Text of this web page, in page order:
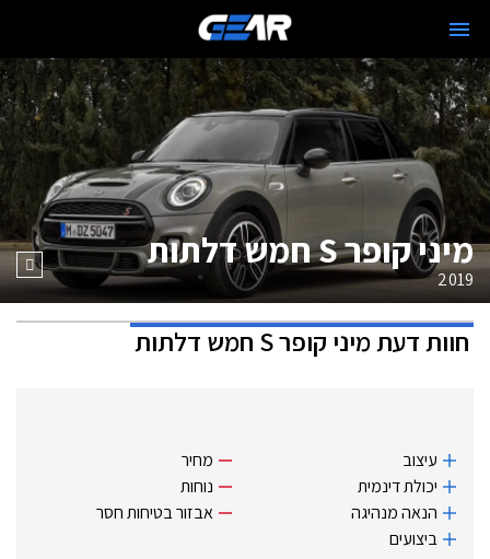
מיני קופר S חמש דלתות
2019
חוות דעתמיני קופר S חמש דלתות
עיצוב
יכולת דינמית
הנאה מנהיגה
ביצועים
מחיר
נוחות
אבזור בטיחות חסר